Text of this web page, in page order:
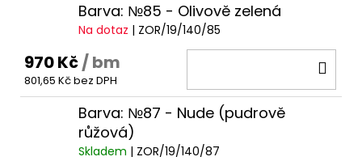
Barva: №85 - Olivově zelená
Na dotaz | ZOR/19/140/85
970 Kč/ bm
801,65 Kč bez DPH
Barva: №87 - Nude (pudrově
růžová)
Skladem | ZOR/19/140/87